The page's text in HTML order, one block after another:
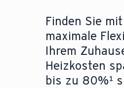
Finden Sie
maximale
Ihrem
Heizkosten
bis zu 80%¹